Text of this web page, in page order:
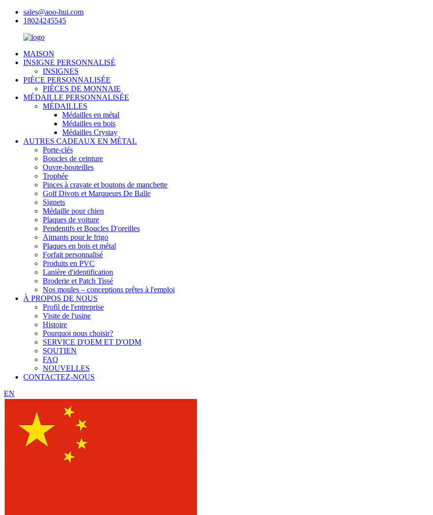
sales@aoo-hui.com
18024245545
MAISON
INSIGNE PERSONNALISÉ
INSIGNES
PIÈCE PERSONNALISÉE
PIÈCES DE MONNAIE
MÉDAILLE PERSONNALISÉE
MÉDAILLES
Médailles en métal
Médailles en bois
Médailles Crystay
AUTRES CADEAUX EN MÉTAL
Porte-clés
Boucles de ceinture
Ouvre-bouteilles
Trophée
Pinces à cravate et boutons de manchette
Golf Divots et Marqueurs De Balle
Signets
Médaille pour chien
Plaques de voiture
Pendentifs et Boucles D'oreilles
Aimants pour le frigo
Plaques en bois et métal
Forfait personnalisé
Produits en PVC
Lanière d'identification
Broderie et Patch Tissé
Nos moules – conceptions prêtes à l'emploi
À PROPOS DE NOUS
Profil de l'entreprise
Visite de l'usine
Histoire
Pourquoi nous choisir?
SERVICE D'OEM ET D'ODM
SOUTIEN
FAQ
NOUVELLES
CONTACTEZ-NOUS
EN